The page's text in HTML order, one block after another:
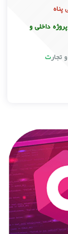
برنامه نویسی بیش از 300 پروژه داخلی و
تجارت